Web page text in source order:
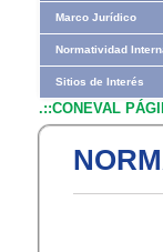
Marco Jurídico
Normatividad
Sitios de Interés
.::CONEVAL